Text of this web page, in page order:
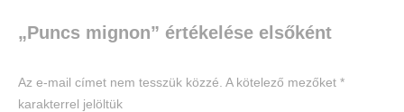
„Puncs mignon” értékelése elsőként
Az e-mail címet nem tesszük közzé. A kötelező mezőket *
karakterrel jelöltük